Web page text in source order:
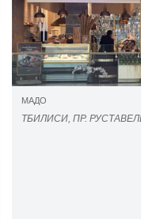
МАДО
ТБИЛИСИ, ПР.